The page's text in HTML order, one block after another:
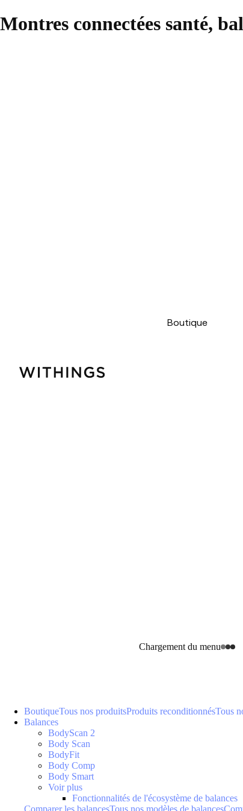
Montres connectées santé,
Boutique
Chargement du menu
BoutiqueTous nos produitsProduits reconditionnésTous
Balances
BodyScan 2
Body Scan
BodyFit
Body Comp
Body Smart
Voir plus
Fonctionnalités de l'écosystème de balances
Comparer les balancesTous nos modèles de balances